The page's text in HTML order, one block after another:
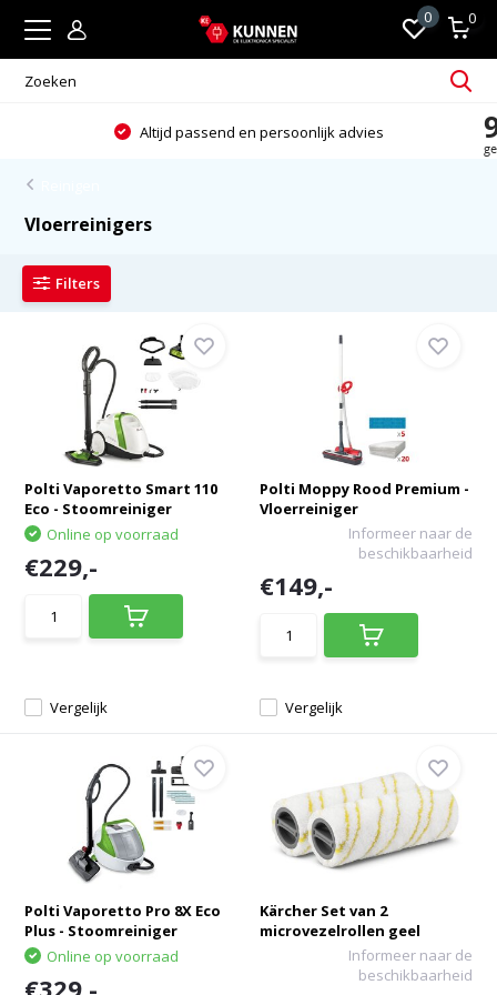
0 0
Altijd passend en persoonlijk advies
Vloerreinigers
Filters
Polti Vaporetto Smart 110
Eco - Stoomreiniger
Vergelijk
Online op voorraad
€229,-
Polti Moppy Rood Premium -
Vloerreiniger
Vergelijk
Informeer naar de
beschikbaarheid
€149,-
Polti Vaporetto Pro 8X Eco
Plus - Stoomreiniger
Online op voorraad
€329,-
Kärcher Set van 2
microvezelrollen geel
Informeer naar de
beschikbaarheid